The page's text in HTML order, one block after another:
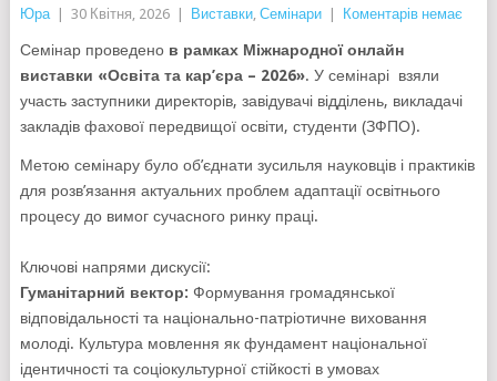
Юра 30 Квітня, 2026 Виставки, Семінари Коментарів немає
Семінар проведено в рамках Міжнародної онлайн
виставки «Освіта та кар’єра – 2026». У семінарі взяли
участь заступники директорів, завідувачі відділень, викладачі
закладів фахової передвищої освіти, студенти (ЗФПО).
Метою семінару було об’єднати зусильля науковців і практиків
для розв’язання актуальних проблем адаптації освітнього
процесу до вимог сучасного ринку праці.
Ключові напрями дискусії:
Гуманітарний вектор: Формування громадянської
відповідальності та національно-патріотичне виховання
молоді. Культура мовлення як фундамент національної
ідентичності та соціокультурної стійкості в умовах